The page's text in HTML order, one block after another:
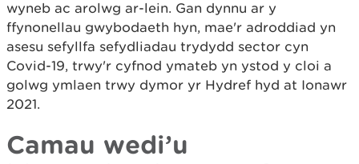
wyneb ac arolwg ar-lein. Gan dynnu ar y
ffynonellau gwybodaeth hyn, mae'r adroddiad yn
asesu sefyllfa sefydliadau trydydd sector cyn
Covid-19, trwy'r cyfnod ymateb yn ystod y cloi a
golwg ymlaen trwy dymor yr Hydref hyd at Ionawr
2021.
Camau wedi’u